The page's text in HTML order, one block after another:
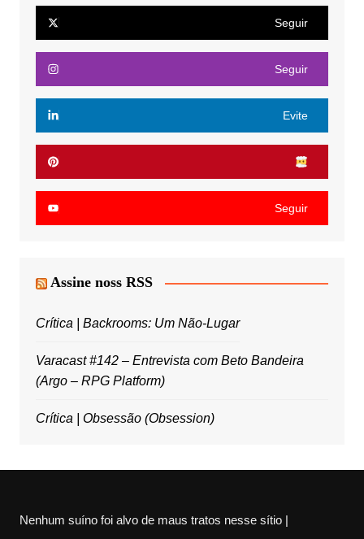
Seguir
Seguir
Evite
Seguir
Assine noss RSS
Crítica | Backrooms: Um Não-Lugar
Varacast #142 – Entrevista com Beto Bandeira
(Argo – RPG Platform)
Crítica | Obsessão (Obsession)
Nenhum suíno foi alvo de maus tratos nesse sítio |